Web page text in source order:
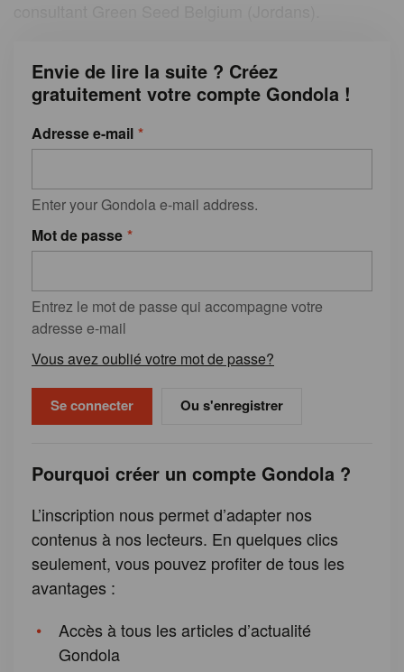
Envie de lire la suite ? Créez
gratuitement votre compte Gondola !
Adresse e-mail
Enter your Gondola e-mail address.
Mot de passe
Entrez le mot de passe qui accompagne votre
adresse e-mail
Vous avez oublié votre mot de passe?
Ou s'enregistrer
Pourquoi créer un compte Gondola ?
L’inscription nous permet d’adapter nos
contenus à nos lecteurs. En quelques clics
seulement, vous pouvez profiter de tous les
avantages :
Accès à tous les articles d’actualité
Gondola